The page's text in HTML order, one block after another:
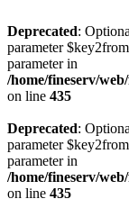
Deprecated:
parameter
parameter in
/home/fineserv/
on line 435
Deprecated:
parameter
parameter in
/home/fineserv/
on line 435